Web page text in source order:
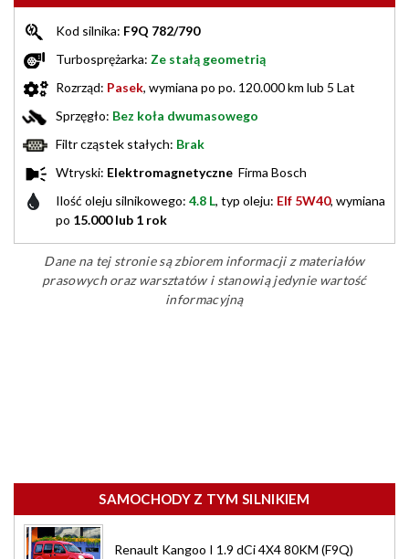
Kod silnika: F9Q 782/790
Turbosprężarka: Ze stałą geometrią
Rozrząd: Pasek, wymiana po po. 120.000 km lub 5 Lat
Sprzęgło: Bez koła dwumasowego
Filtr cząstek stałych: Brak
Wtryski: Elektromagnetyczne Firma Bosch
Ilość oleju silnikowego: 4.8 L, typ oleju: Elf 5W40, wymiana
po 15.000 lub 1 rok
Dane na tej stronie są zbiorem informacji z materiałów
prasowych oraz warsztatów i stanowią jedynie wartość
informacyjną
SAMOCHODY Z TYM SILNIKIEM
Renault Kangoo I 1.9 dCi 4X4 80KM (F9Q)